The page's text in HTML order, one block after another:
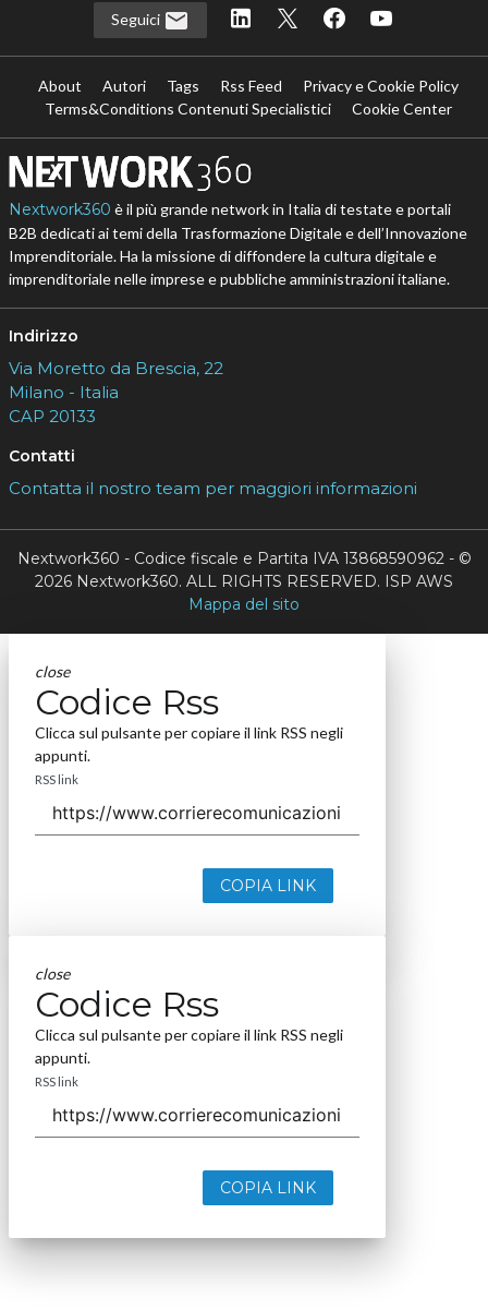
Seguici
About Autori Tags Rss Feed
Privacy e Cookie Policy
Terms&Conditions Contenuti Specialistici
Cookie Center
Nextwork360 è il più grande network in Italia di testate e portali
B2B dedicati ai temi della Trasformazione Digitale e dell’Innovazione
Imprenditoriale. Ha la missione di diffondere la cultura digitale e
imprenditoriale nelle imprese e pubbliche amministrazioni italiane.
Indirizzo
Via Moretto da Brescia, 22
Milano - Italia
CAP 20133
Contatti
Contatta il nostro team per maggiori informazioni
Nextwork360 - Codice fiscale e Partita IVA 13868590962 - ©
2026 Nextwork360. ALL RIGHTS RESERVED. ISP AWS
Mappa del sito
close
Codice Rss
Clicca sul pulsante per copiare il link RSS negli
appunti.
RSS link
COPIA LINK
close
Codice Rss
Clicca sul pulsante per copiare il link RSS negli
appunti.
RSS link
COPIA LINK